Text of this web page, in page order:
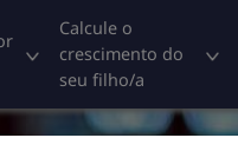
Calcule o
crescimento do
seu filho/a